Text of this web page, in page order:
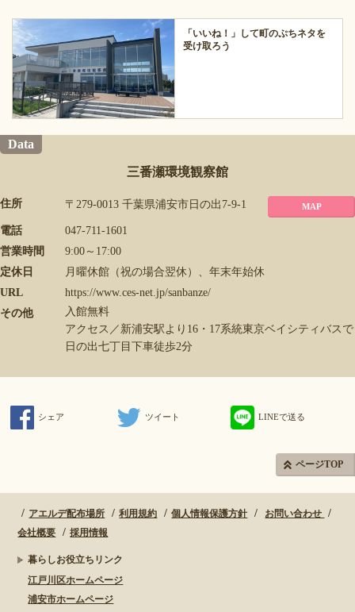
「いいね！」して町のぷちネタを
受け取ろう
Data
三番瀬環境観察館
住所 〒279-0013 千葉県浦安市日の出7-9-1 MAP
電話
047-711-1601
営業時間
9:00～17:00
定休日
月曜休館（祝の場合翌休）、年末年始休
URL
https://www.ces-net.jp/sanbanze/
その他
入館無料
アクセス／新浦安駅より16・17系統東京ベイシティバスで
日の出七丁目下車徒歩2分
シェア ツイート LINEで送る
ページTOP
アエルデ配布場所 利用規約 個人情報保護方針
お問い合わせ
会社概要
採用情報
暮らしお役立ちリンク
江戸川区ホームページ
浦安市ホームページ